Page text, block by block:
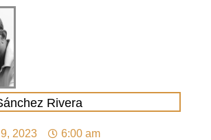
Rivera
2023
6:00 am